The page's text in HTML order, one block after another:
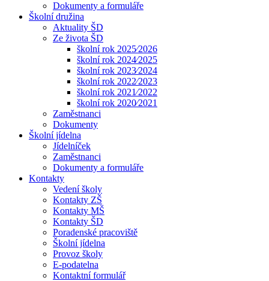
Dokumenty a formuláře
Školní družina
Aktuality ŠD
Ze života ŠD
školní rok 2025⁄2026
školní rok 2024⁄2025
školní rok 2023⁄2024
školní rok 2022⁄2023
školní rok 2021⁄2022
školní rok 2020⁄2021
Zaměstnanci
Dokumenty
Školní jídelna
Jídelníček
Zaměstnanci
Dokumenty a formuláře
Kontakty
Vedení školy
Kontakty ZŠ
Kontakty MŠ
Kontakty ŠD
Poradenské pracoviště
Školní jídelna
Provoz školy
E-podatelna
Kontaktní formulář